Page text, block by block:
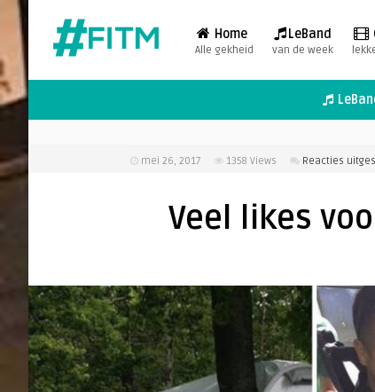
Home
Alle gekheid
LeBand
van de week
mei 26, 2017 1358 Views Reacties
Veel likes